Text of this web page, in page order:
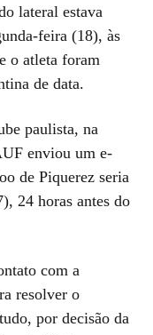
lateral estava
feira (18), às
o atleta foram
de data.
paulista, na
enviou um e-
de Piquerez seria
24 horas antes do
com a
resolver o
por decisão da